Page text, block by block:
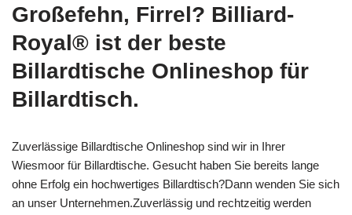
Großefehn, Firrel? Billiard-
Royal® ist der beste
Billardtische Onlineshop für
Billardtisch.
Zuverlässige Billardtische Onlineshop sind wir in Ihrer
Wiesmoor für Billardtische. Gesucht haben Sie bereits lange
ohne Erfolg ein hochwertiges Billardtisch?Dann wenden Sie sich
an unser Unternehmen.Zuverlässig und rechtzeitig werden